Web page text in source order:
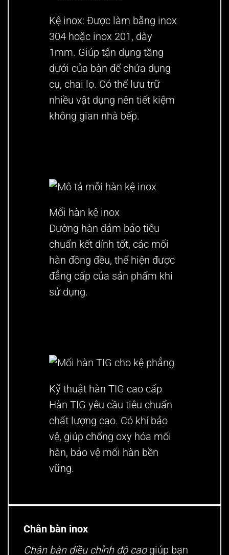
Kệ inox: Được làm bằng inox
304 hoặc inox 201, dày
1mm. Giúp tận dụng tầng
dưới của bàn để chứa dụng
cụ, chai lọ. Có thể lưu trữ
nhiều vật dụng nên tiết kiệm
không gian nhà bếp.
Mối hàn kệ inox
Đường hàn đảm bảo tiêu
chuẩn kết dính tốt, các mối
hàn đồng đều, thể hiện được
đẳng cấp của sản phẩm khi
sử dụng.
Kỹ thuật hàn TIG cao cấp
Hàn TIG yêu cầu tiêu chuẩn
chất lượng cao. Có khí bảo
vệ, giúp chống oxy hóa mối
hàn, bảo vệ mối hàn bền
vững.
Chân bàn inox
Chân bàn điều chỉnh độ caogiúp bạn